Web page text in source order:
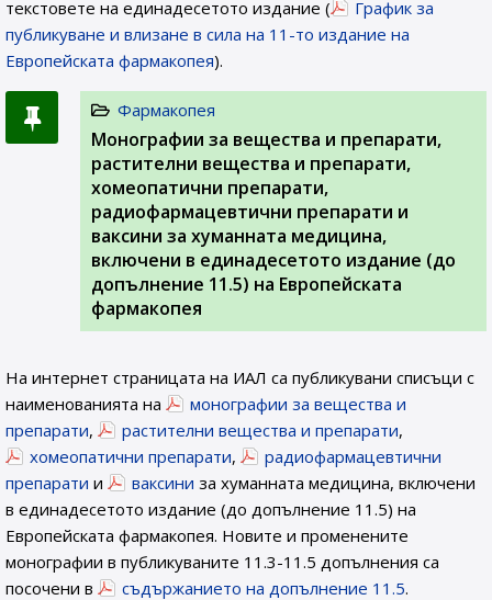
текстовете на единадесетото издание (
График за
публикуване и влизане в сила на 11-то издание на
Европейската фармакопея).
Фармакопея
Монографии за вещества и препарати,
растителни вещества и препарати,
хомеопатични препарати,
радиофармацевтични препарати и
ваксини за хуманната медицина,
включени в единадесетото издание (до
допълнение 11.5) на Европейската
фармакопея
На интернет страницата на ИАЛ са публикувани списъци с
наименованията на
монографии за вещества и
препарати, растителни вещества и препарати,
хомеопатични препарати,
радиофармацевтични
препарати и ваксини за хуманната медицина, включени
в единадесетото издание (до допълнение 11.5) на
Европейската фармакопея. Новите и променените
монографии в публикуваните 11.3-11.5 допълнения са
посочени в
съдържанието на допълнение 11.5.